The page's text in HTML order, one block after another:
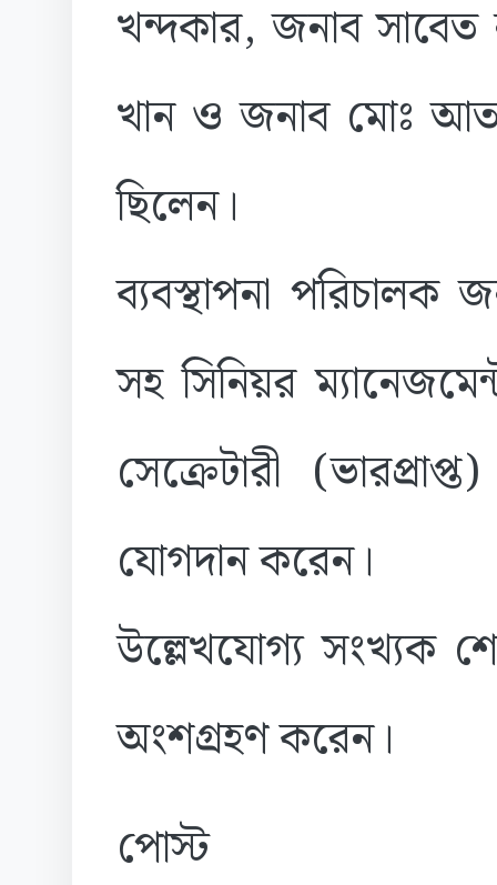
খন্দকার, জনাব
খান ও জনাব মোঃ
ছিলেন।
ব্যবস্থাপনা
সহ সিনিয়র
সেক্রেটারী
যোগদান করেন।
উল্লেখযোগ্য সংখ্যক
অংশগ্রহণ করেন।